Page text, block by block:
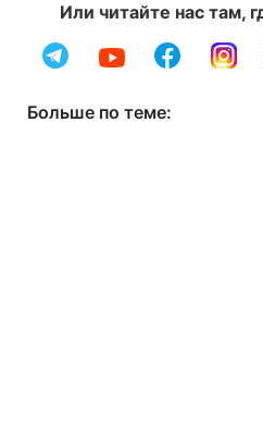
Или читайте нас там,
Больше по теме: